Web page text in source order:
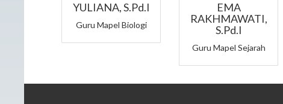
YULIANA, S.Pd.I
Guru Mapel Biologi
EMA
RAKHMAWATI,
S.Pd.I
Guru Mapel Sejarah